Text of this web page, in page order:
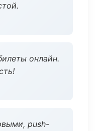
онлайн.
push-